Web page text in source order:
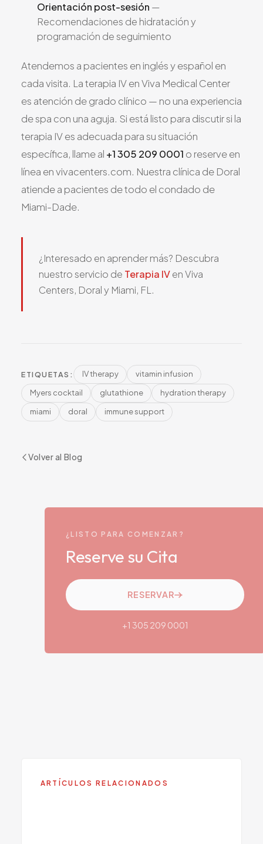
Orientación post-sesión —
Recomendaciones de hidratación y
programación de seguimiento
Atendemos a pacientes en inglés y español en
cada visita. La terapia IV en Viva Medical Center
es atención de grado clínico — no una experiencia
de spa con una aguja. Si está listo para discutir si la
terapia IV es adecuada para su situación
específica, llame al +1 305 209 0001 o reserve en
línea en vivacenters.com. Nuestra clínica de Doral
atiende a pacientes de todo el condado de
Miami-Dade.
¿Interesado en aprender más? Descubra
nuestro servicio de Terapia IVen Viva
Centers, Doral y Miami, FL.
ETIQUETAS: IV therapy
vitamin infusion
Myers cocktail
glutathione
hydration therapy
miami
doral immune support
Volver al Blog
¿LISTO PARA COMENZAR?
Reserve su Cita
RESERVAR
+1 305 209 0001
ARTÍCULOS RELACIONADOS